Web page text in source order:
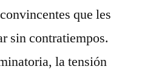
que les
sin contratiempos.
la tensión